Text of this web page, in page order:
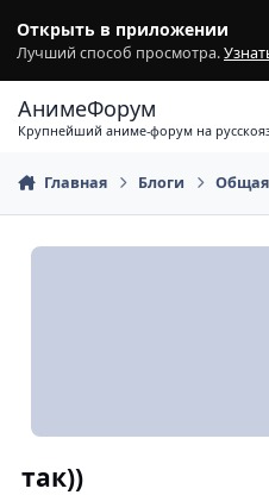
Открыть в приложении
Лучший способ просмотра.
АнимеФорум
Крупнейший аниме-форум на
Главная Блоги Общая
так))